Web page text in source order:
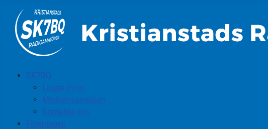
SK7BQ
Logga in/ut
Medlemsansökan
Kontakta oss
Föreningen